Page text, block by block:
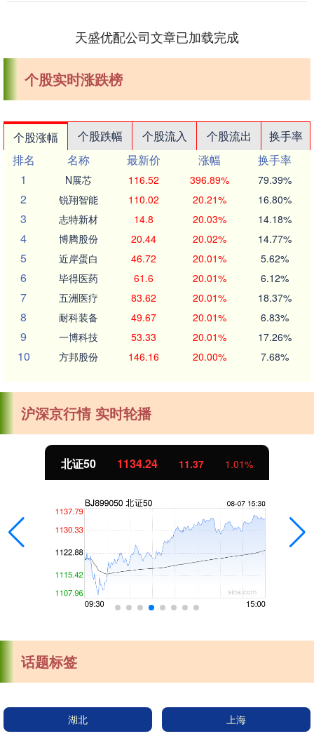
天盛优配公司文章已加载完成
个股实时涨跌榜
个股涨幅 个股跌幅 个股流入 个股流出
换手率
排名
名称 最新价 涨幅
换手率
1
N展芯 116.52 396.89% 79.39%
2 锐翔智能 110.02 20.21% 16.80%
3 志特新材 14.8 20.03% 14.18%
4 博腾股份 20.44 20.02% 14.77%
5 近岸蛋白 46.72 20.01% 5.62%
6 毕得医药 61.6 20.01% 6.12%
7 五洲医疗 83.62 20.01% 18.37%
8 耐科装备 49.67 20.01% 6.83%
9 一博科技 53.33 20.01% 17.26%
10 方邦股份 146.16 20.00% 7.68%
沪深京行情 实时轮播
北证50 1134.24 11.37 1.01%
话题标签
湖北 上海